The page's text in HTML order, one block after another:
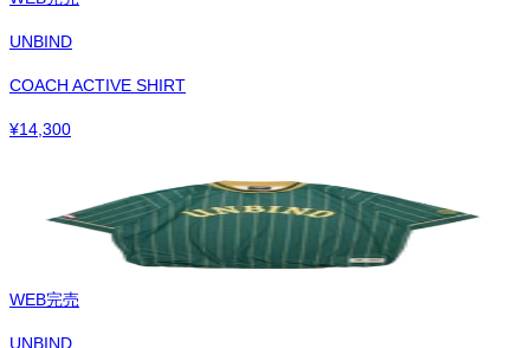
UNBIND
COACH ACTIVE SHIRT
¥14,300
WEB完売
UNBIND